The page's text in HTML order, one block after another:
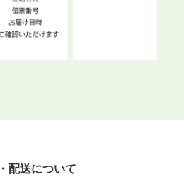
配送について